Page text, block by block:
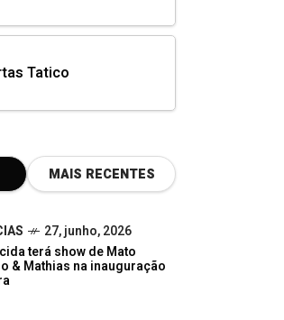
Tatico
MAIS RECENTES
27, junho, 2026
terá show de Mato
& Mathias na inauguração